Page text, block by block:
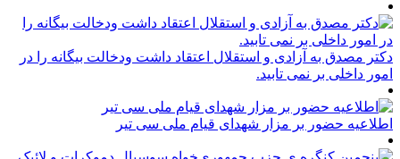
دکتر مصدق به آزادی و استقلال اعتقاد داشت ودخالت بیگانه را در
امور داخلی بر نمی تابید.
اطلاعیه حضور بر مزار شهدای قیام ملی سی تیر